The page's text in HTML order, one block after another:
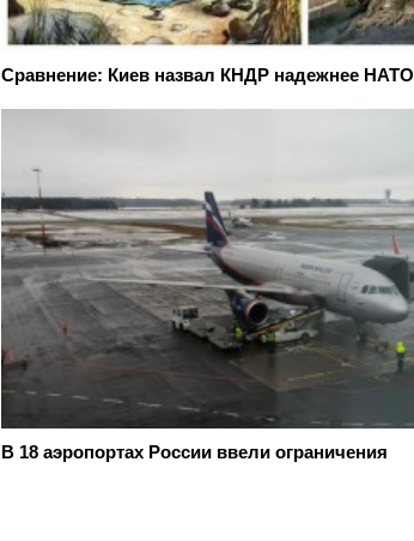
Сравнение: Киев назвал КНДР надежнее НАТО
В 18 аэропортах России ввели ограничения